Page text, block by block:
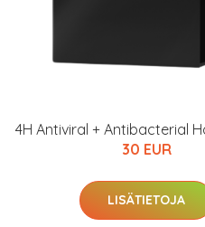
4H Antiviral + Antibacterial
30 EUR
LISÄTIETOJA